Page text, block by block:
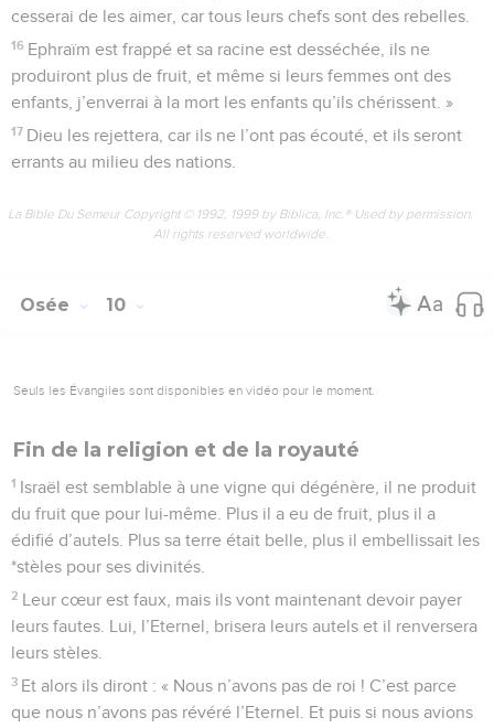
cesserai de les aimer, car tous leurs chefs sont des rebelles.
16 Ephraïm est frappé et sa racine est desséchée, ils ne
produiront plus de fruit, et même si leurs femmes ont des
enfants, j’enverrai à la mort les enfants qu’ils chérissent. »
17 Dieu les rejettera, car ils ne l’ont pas écouté, et ils seront
errants au milieu des nations.
La Bible Du Semeur Copyright © 1992, 1999 by Biblica, Inc.® Used by permission.
All rights reserved worldwide.
Osée 10
Seuls les Évangiles sont disponibles en vidéo pour le moment.
Fin de la religion et de la royauté
1 Israël est semblable à une vigne qui dégénère, il ne produit
du fruit que pour lui-même. Plus il a eu de fruit, plus il a
édifié d’autels. Plus sa terre était belle, plus il embellissait les
*stèles pour ses divinités.
2 Leur cœur est faux, mais ils vont maintenant devoir payer
leurs fautes. Lui, l’Eternel, brisera leurs autels et il renversera
leurs stèles.
3 Et alors ils diront : « Nous n’avons pas de roi ! C’est parce
que nous n’avons pas révéré l’Eternel. Et puis si nous avions